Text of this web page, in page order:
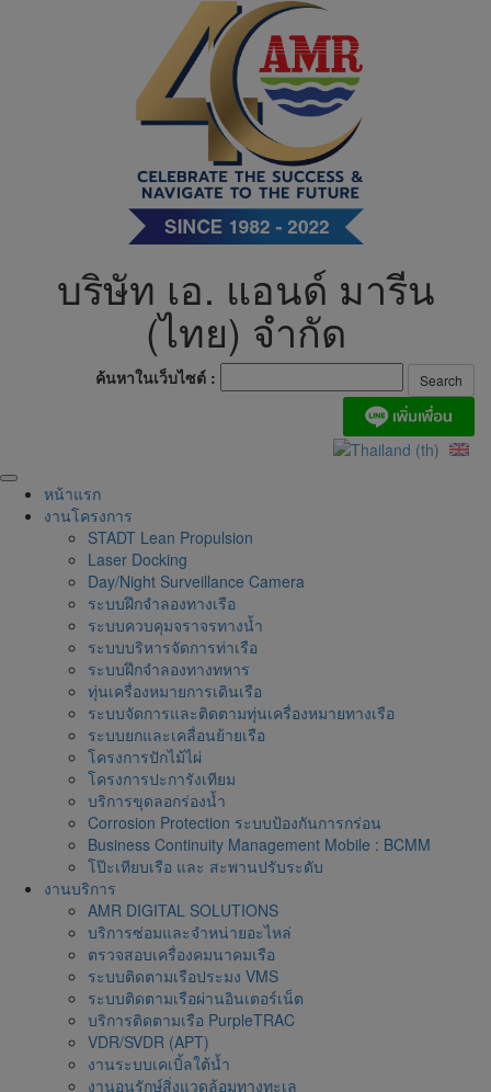
บริษัท เอ. แอนด์ มารีน
(ไทย) จำกัด
ค้นหาในเว็บไซต์ :
หน้าแรก
งานโครงการ
STADT Lean Propulsion
Laser Docking
Day/Night Surveillance Camera
ระบบฝึกจำลองทางเรือ
ระบบควบคุมจราจรทางน้ำ
ระบบบริหารจัดการท่าเรือ
ระบบฝึกจำลองทางทหาร
ทุ่นเครื่องหมายการเดินเรือ
ระบบจัดการและติดตามทุ่นเครื่องหมายทางเรือ
ระบบยกและเคลื่อนย้ายเรือ
โครงการปักไม้ไผ่
โครงการปะการังเทียม
บริการขุดลอกร่องน้ำ
Corrosion Protection ระบบป้องกันการกร่อน
Business Continuity Management Mobile : BCMM
โป๊ะเทียบเรือ และ สะพานปรับระดับ
งานบริการ
AMR DIGITAL SOLUTIONS
บริการซ่อมและจำหน่ายอะไหล่
ตรวจสอบเครื่องคมนาคมเรือ
ระบบติดตามเรือประมง VMS
ระบบติดตามเรือผ่านอินเตอร์เน็ต
บริการติดตามเรือ PurpleTRAC
VDR/SVDR (APT)
งานระบบเคเบิ้ลใต้น้ำ
งานอนุรักษ์สิ่งแวดล้อมทางทะเล